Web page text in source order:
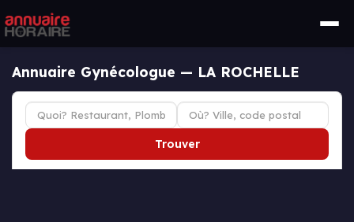
Annuaire Gynécologue — LA ROCHELLE
Trouver